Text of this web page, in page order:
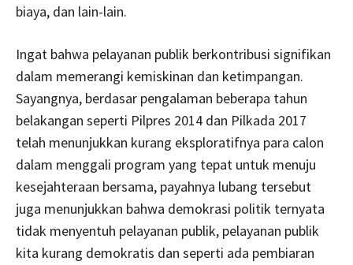
biaya, dan lain-lain.
Ingat bahwa pelayanan publik berkontribusi signifikan
dalam memerangi kemiskinan dan ketimpangan.
Sayangnya, berdasar pengalaman beberapa tahun
belakangan seperti Pilpres 2014 dan Pilkada 2017
telah menunjukkan kurang eksploratifnya para calon
dalam menggali program yang tepat untuk menuju
kesejahteraan bersama, payahnya lubang tersebut
juga menunjukkan bahwa demokrasi politik ternyata
tidak menyentuh pelayanan publik, pelayanan publik
kita kurang demokratis dan seperti ada pembiaran